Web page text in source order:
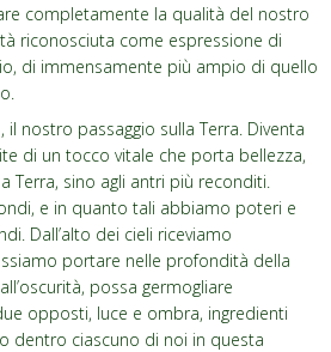
completamente la qualità del nostro
riconosciuta come espressione di
di immensamente più ampio di quello
nostro passaggio sulla Terra. Diventa
di un tocco vitale che porta bellezza,
Terra, sino agli antri più reconditi.
e in quanto tali abbiamo poteri e
Dall’alto dei cieli riceviamo
portare nelle profondità della
possa germogliare
opposti, luce e ombra, ingredienti
dentro ciascuno di noi in questa